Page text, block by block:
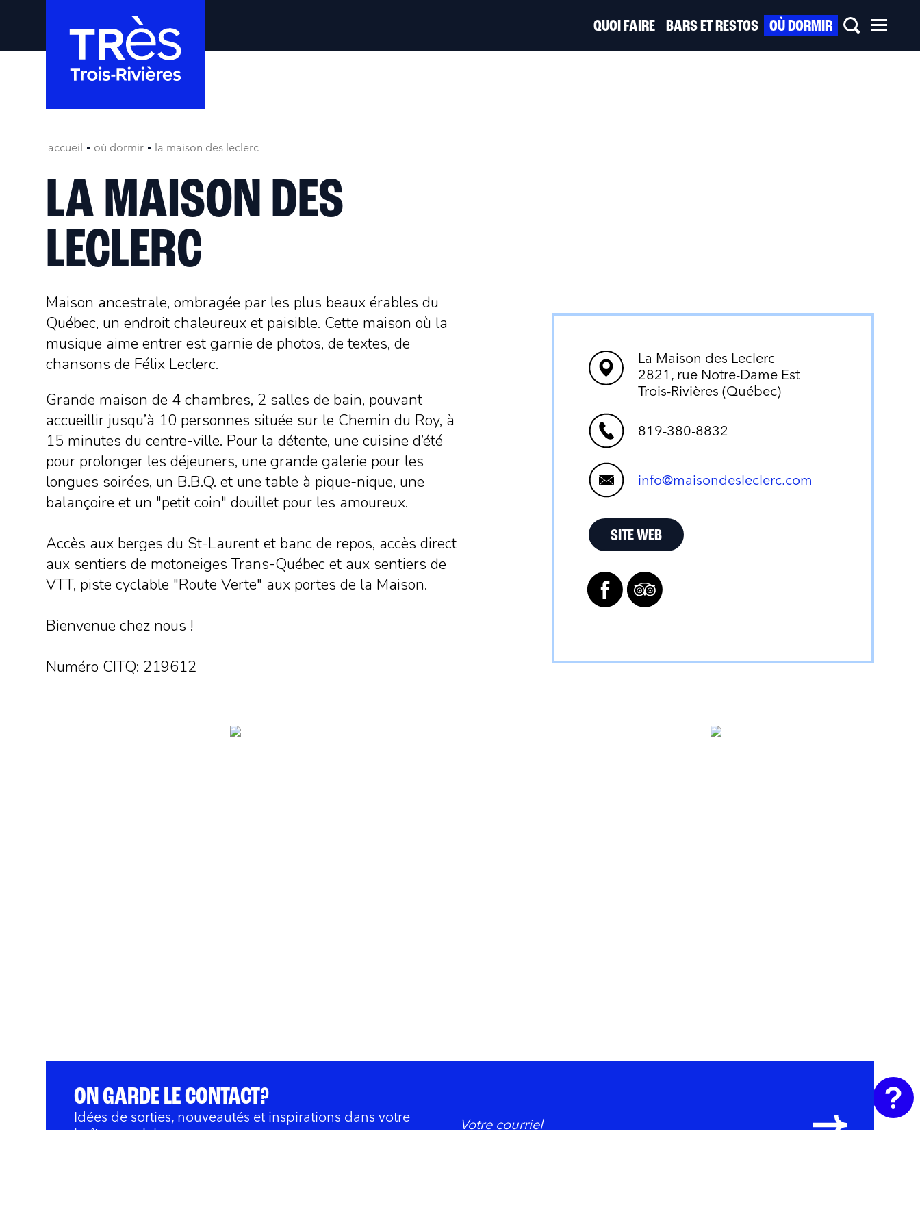
QUOI FAIRE BARS ET RESTOS OÙ DORMIR
accueil où dormir la maison des leclerc
LA MAISON DES
LECLERC
Maison ancestrale, ombragée par les plus beaux érables du
Québec, un endroit chaleureux et paisible. Cette maison où la
musique aime entrer est garnie de photos, de textes, de
chansons de Félix Leclerc.
Grande maison de 4 chambres, 2 salles de bain, pouvant
accueillir jusqu’à 10 personnes située sur le Chemin du Roy, à
15 minutes du centre-ville. Pour la détente, une cuisine d’été
pour prolonger les déjeuners, une grande galerie pour les
longues soirées, un B.B.Q. et une table à pique-nique, une
balançoire et un "petit coin" douillet pour les amoureux.
Accès aux berges du St-Laurent et banc de repos, accès direct
aux sentiers de motoneiges Trans-Québec et aux sentiers de
VTT, piste cyclable "Route Verte" aux portes de la Maison.
Bienvenue chez nous !
Numéro CITQ: 219612
La Maison des Leclerc
2821, rue Notre-Dame Est
Trois-Rivières (Québec)
819-380-8832
info@maisondesleclerc.com
SITE WEB
ON GARDE LE CONTACT?
Idées de sorties, nouveautés et inspirations dans votre
boîte courriel.